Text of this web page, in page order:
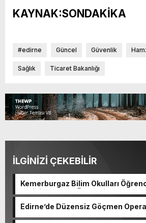
KAYNAK:SONDAKİKA
#edirne Güncel Güvenlik
Sağlık Ticaret Bakanlığı
İLGİNİZİ ÇEKEBİLİR
Kemerburgaz Bilim Okulları
Tarihi Başarı: 6 Öğrenci 14 Madalya
Edirne’de Düzensiz Göçmen